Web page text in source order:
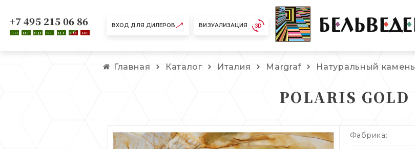
ВХОД ДЛЯ ДИЛЕРОВ ВИЗУАЛИЗАЦИЯ
+7 495 215 06 86
пн вт ср чт пт сб вс
Главная Каталог Италия Margraf Натуральный камень
POLARIS GOLD
Фабрика: